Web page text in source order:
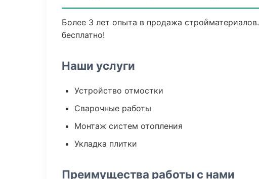
Более 3 лет опыта в продажа
бесплатно!
Наши услуги
Устройство отмостки
Сварочные работы
Монтаж систем отопления
Укладка плитки
Преимущества работы с нами